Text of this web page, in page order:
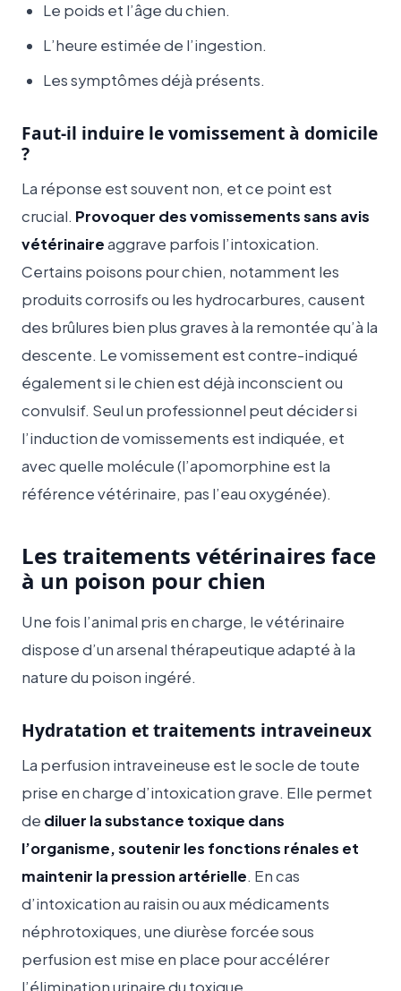
Le poids et l’âge du chien.
L’heure estimée de l’ingestion.
Les symptômes déjà présents.
Faut-il induire le vomissement à domicile
?
La réponse est souvent non, et ce point est
crucial. Provoquer des vomissements sans avis
vétérinaireaggrave parfois l’intoxication.
Certains poisons pour chien, notamment les
produits corrosifs ou les hydrocarbures, causent
des brûlures bien plus graves à la remontée qu’à la
descente. Le vomissement est contre-indiqué
également si le chien est déjà inconscient ou
convulsif. Seul un professionnel peut décider si
l’induction de vomissements est indiquée, et
avec quelle molécule (l’apomorphine est la
référence vétérinaire, pas l’eau oxygénée).
Les traitements vétérinaires face
à un poison pour chien
Une fois l’animal pris en charge, le vétérinaire
dispose d’un arsenal thérapeutique adapté à la
nature du poison ingéré.
Hydratation et traitements intraveineux
La perfusion intraveineuse est le socle de toute
prise en charge d’intoxication grave. Elle permet
de diluer la substance toxique dans
l’organisme, soutenir les fonctions rénales et
maintenir la pression artérielle. En cas
d’intoxication au raisin ou aux médicaments
néphrotoxiques, une diurèse forcée sous
perfusion est mise en place pour accélérer